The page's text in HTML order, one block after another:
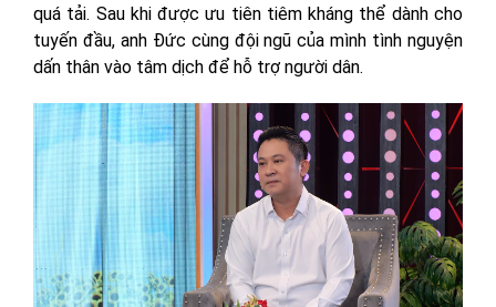
quá tải. Sau khi được ưu tiên tiêm kháng thể dành cho
tuyến đầu, anh Đức cùng đội ngũ của mình tình nguyện
dấn thân vào tâm dịch để hỗ trợ người dân.